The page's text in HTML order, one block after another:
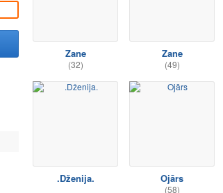
Zane
(32)
Zane
(49)
.Dženija. Ojārs
(58)